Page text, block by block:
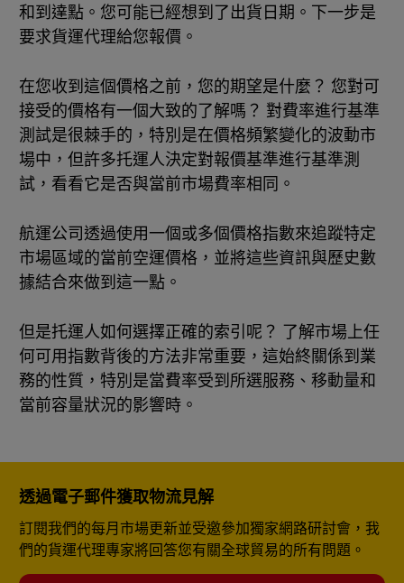
和到達點。您可能已經想到了出貨日期。下一步是
要求貨運代理給您報價。
在您收到這個價格之前，您的期望是什麼？ 您對可
接受的價格有一個大致的了解嗎？ 對費率進行基準
測試是很棘手的，特別是在價格頻繁變化的波動市
場中，但許多托運人決定對報價基準進行基準測
試，看看它是否與當前市場費率相同。
航運公司透過使用一個或多個價格指數來追蹤特定
市場區域的當前空運價格，並將這些資訊與歷史數
據結合來做到這一點。
但是托運人如何選擇正確的索引呢？ 了解市場上任
何可用指數背後的方法非常重要，這始終關係到業
務的性質，特別是當費率受到所選服務、移動量和
當前容量狀況的影響時。
透過電子郵件獲取物流見解
訂閱我們的每月市場更新並受邀參加獨家網路研討會，我
們的貨運代理專家將回答您有關全球貿易的所有問題。